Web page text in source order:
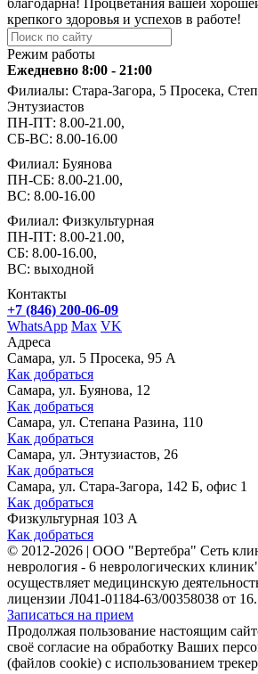
благодарна! Процветания вашей
крепкого здоровья и успехов в работе!
Режим работы
Ежедневно 8:00 - 21:00
Филиалы: Стара-Загора, 5 Просека,
Энтузиастов
ПН-ПТ: 8.00-21.00,
СБ-ВС: 8.00-16.00
Филиал: Буянова
ПН-СБ: 8.00-21.00,
ВС: 8.00-16.00
Филиал: Физкультурная
ПН-ПТ: 8.00-21.00,
СБ: 8.00-16.00,
ВС: выходной
Контакты
+7 (846) 200-06-09
WhatsApp Max VK
Адреса
Самара, ул. 5 Просека, 95 А
Как добраться
Самара, ул. Буянова, 12
Как добраться
Самара, ул. Степана Разина, 110
Как добраться
Самара, ул. Энтузиастов, 26
Как добраться
Самара, ул. Стара-Загора, 142 Б, офис 1
Как добраться
Физкультурная 103 А
Как добраться
© 2012-2026 | ООО "Вертебра" Сеть
неврология - 6 неврологических
осуществляет медицинскую
лицензии Л041-01184-63/00358038 от
Записаться на прием
Продолжая пользование настоящим
своё согласие на обработку Ваших
(файлов cookie) с использованием